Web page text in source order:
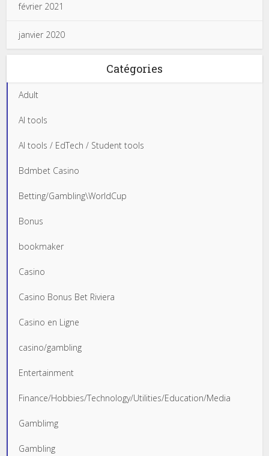
février 2021
janvier 2020
Catégories
Adult
AI tools
AI tools / EdTech / Student tools
Bdmbet Casino
Betting/Gambling\WorldCup
Bonus
bookmaker
Casino
Casino Bonus Bet Riviera
Casino en Ligne
casino/gambling
Entertainment
Finance/Hobbies/Technology/Utilities/Education/Media
Gamblimg
Gambling